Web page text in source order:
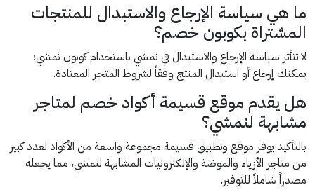
ما هي سياسة الإرجاع والاستبدال للمنتجات
المشتراة بكوبون خصم؟
لا تتأثر سياسة الإرجاع والاستبدال في نمشي باستخدام كوبون نمشي؛
يمكنك إرجاع أو استبدال المنتج وفقاً لشروط المتجر المعتادة.
هل يقدم موقع قسيمة أكواد خصم لمتاجر
مشابهة لنمشي؟
بالتأكيد يوفر موقع وتطبيق قسيمة مجموعة واسعة من الأكواد لعدد كبير
من متاجر الأزياء والموضة والإلكترونيات المشابهة لنمشي، مما يجعله
مصدراً شاملاً للتوفير.